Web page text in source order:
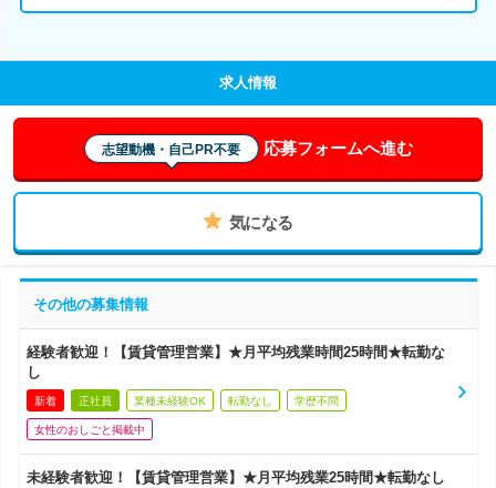
求人情報
志望動機・自己PR不要 応募フォームへ進む
気になる
その他の募集情報
経験者歓迎！【賃貸管理営業】★月平均残業時間25時間★転勤な
し
新着 正社員 業種未経験OK 転勤なし 学歴不問
女性のおしごと掲載中
未経験者歓迎！【賃貸管理営業】★月平均残業25時間★転勤なし